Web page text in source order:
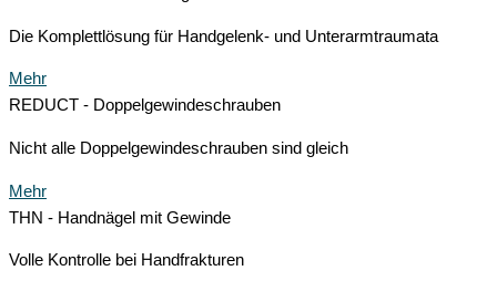
Die Komplettlösung für Handgelenk- und Unterarmtraumata
Mehr
REDUCT - Doppelgewindeschrauben
Nicht alle Doppelgewindeschrauben sind gleich
Mehr
THN - Handnägel mit Gewinde
Volle Kontrolle bei Handfrakturen